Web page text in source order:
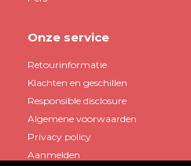
Onze service
Retourinformatie
Klachten en geschillen
Responsible disclosure
Algemene voorwaarden
Privacy policy
Aanmelden